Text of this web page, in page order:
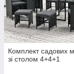
Комплект садових
зі столом 4+4+1